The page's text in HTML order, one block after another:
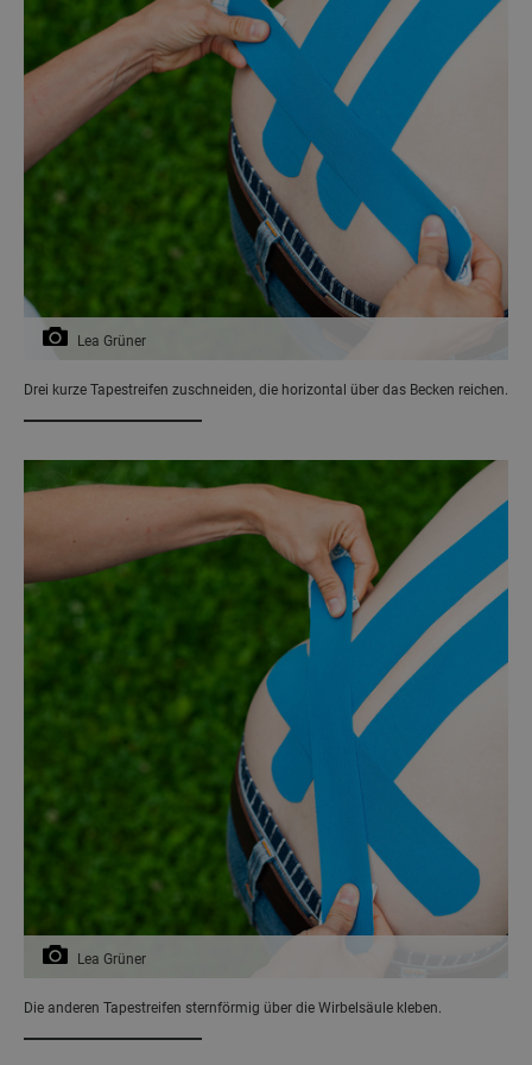
Lea Grüner
Drei kurze Tapestreifen zuschneiden, die horizontal über das Becken reichen.
Lea Grüner
Die anderen Tapestreifen sternförmig über die Wirbelsäule kleben.